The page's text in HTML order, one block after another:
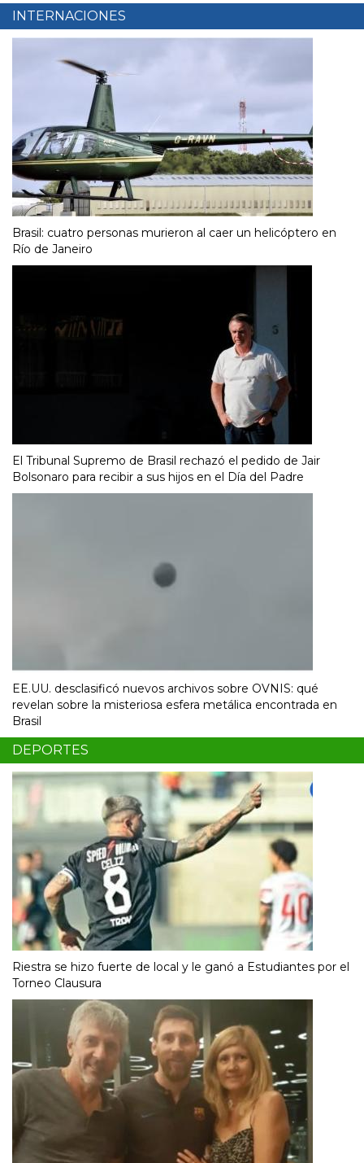
INTERNACIONES
Brasil: cuatro personas murieron al caer un helicóptero en
Río de Janeiro
El Tribunal Supremo de Brasil rechazó el pedido de Jair
Bolsonaro para recibir a sus hijos en el Día del Padre
EE.UU. desclasificó nuevos archivos sobre OVNIS: qué
revelan sobre la misteriosa esfera metálica encontrada en
Brasil
DEPORTES
Riestra se hizo fuerte de local y le ganó a Estudiantes por el
Torneo Clausura